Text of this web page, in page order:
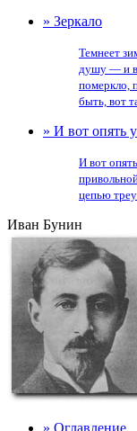
» Зеркало
Темнеет
душу — и
померкло,
быть, вот
» И вот опять
И вот
цепью
Иван Бунин
» Оглавление